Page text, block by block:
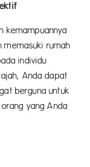
kemampuannya
memasuki rumah
individu
Anda dapat
berguna untuk
yang Anda